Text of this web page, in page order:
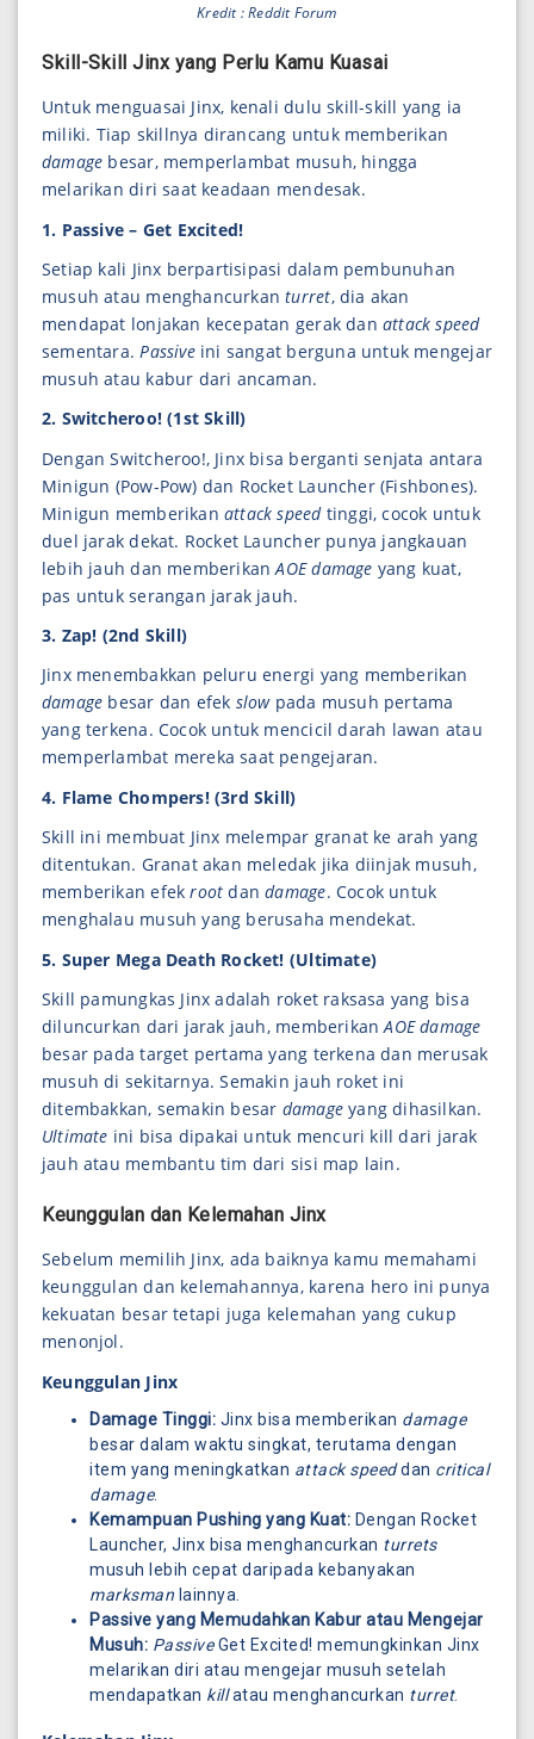
Kredit : Reddit Forum
Skill-Skill Jinx yang Perlu Kamu Kuasai
Untuk menguasai Jinx, kenali dulu skill-skill yang ia
miliki. Tiap skillnya dirancang untuk memberikan
damage besar, memperlambat musuh, hingga
melarikan diri saat keadaan mendesak.
1. Passive – Get Excited!
Setiap kali Jinx berpartisipasi dalam pembunuhan
musuh atau menghancurkanturret, dia akan
mendapat lonjakan kecepatan gerak dan attack speed
sementara.Passiveini sangat berguna untuk mengejar
musuh atau kabur dari ancaman.
2. Switcheroo! (1st Skill)
Dengan Switcheroo!, Jinx bisa berganti senjata antara
Minigun (Pow-Pow) dan Rocket Launcher (Fishbones).
Minigun memberikan attack speedtinggi, cocok untuk
duel jarak dekat. Rocket Launcher punya jangkauan
lebih jauh dan memberikanAOE damage yang kuat,
pas untuk serangan jarak jauh.
3. Zap! (2nd Skill)
Jinx menembakkan peluru energi yang memberikan
damage besar dan efek slowpada musuh pertama
yang terkena. Cocok untuk mencicil darah lawan atau
memperlambat mereka saat pengejaran.
4. Flame Chompers! (3rd Skill)
Skill ini membuat Jinx melempar granat ke arah yang
ditentukan. Granat akan meledak jika diinjak musuh,
memberikan efekroot dandamage. Cocok untuk
menghalau musuh yang berusaha mendekat.
5. Super Mega Death Rocket! (Ultimate)
Skill pamungkas Jinx adalah roket raksasa yang bisa
diluncurkan dari jarak jauh, memberikanAOE damage
besar pada target pertama yang terkena dan merusak
musuh di sekitarnya. Semakin jauh roket ini
ditembakkan, semakin besar damageyang dihasilkan.
Ultimate ini bisa dipakai untuk mencuri kill dari jarak
jauh atau membantu tim dari sisi map lain.
Keunggulan dan Kelemahan Jinx
Sebelum memilih Jinx, ada baiknya kamu memahami
keunggulan dan kelemahannya, karena hero ini punya
kekuatan besar tetapi juga kelemahan yang cukup
menonjol.
Keunggulan Jinx
Damage Tinggi: Jinx bisa memberikan damage
besar dalam waktu singkat, terutama dengan
item yang meningkatkan attack speeddan critical
damage.
Kemampuan Pushing yang Kuat: Dengan Rocket
Launcher, Jinx bisa menghancurkan turrets
musuh lebih cepat daripada kebanyakan
marksman lainnya.
Passive yang Memudahkan Kabur atau Mengejar
Musuh: PassiveGet Excited! memungkinkan Jinx
melarikan diri atau mengejar musuh setelah
mendapatkan killatau menghancurkan turret.